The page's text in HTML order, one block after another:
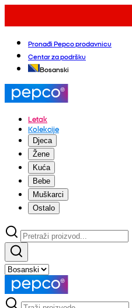
Pronađi Pepco prodavnicu
Centar za podršku
Bosanski
Letak
Kolekcije
Djeca
Žene
Kuća
Bebe
Muškarci
Ostalo